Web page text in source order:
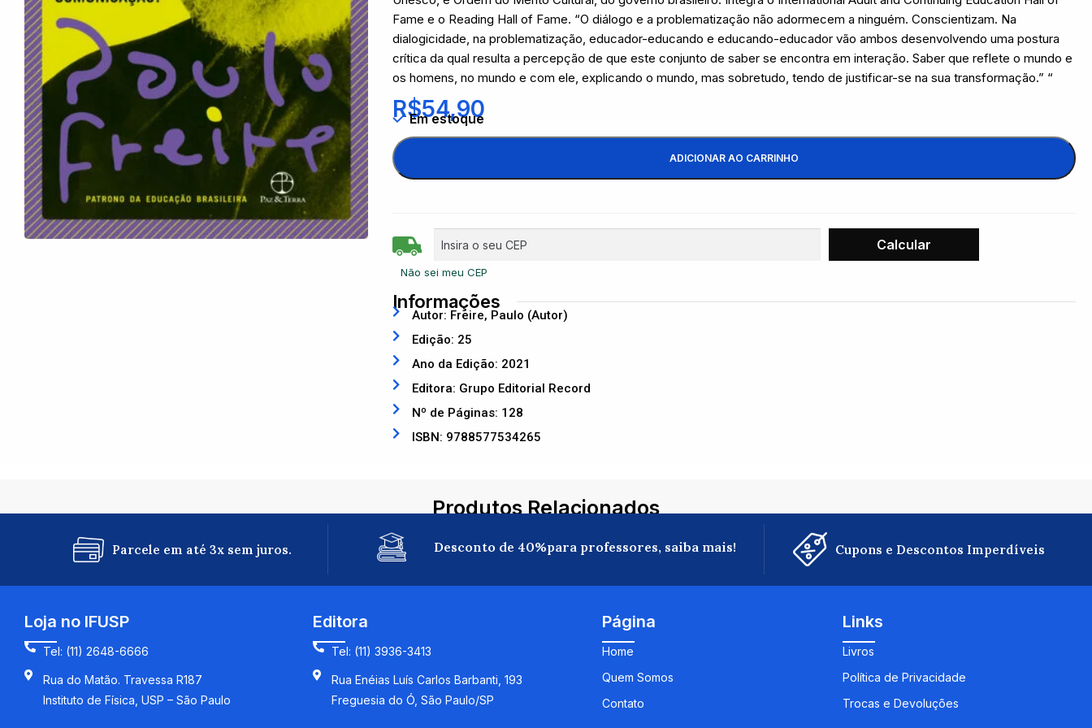
Fame e o Reading Hall of Fame. “O diálogo e a problematização não adormecem a ninguém. Conscientizam. Na
dialogicidade, na problematização, educador-educando e educando-educador vão ambos desenvolvendo uma postura
crítica da qual resulta a percepção de que este conjunto de saber se encontra em interação. Saber que reflete o mundo e
os homens, no mundo e com ele, explicando o mundo, mas sobretudo, tendo de justificar-se na sua transformação.” “
R$54,90
Em estoque
ADICIONAR AO CARRINHO
Não sei meu CEP
Informações
Autor: Freire, Paulo (Autor)
Edição: 25
Ano da Edição: 2021
Editora: Grupo Editorial Record
Nº de Páginas: 128
ISBN: 9788577534265
Produtos Relacionados
Parcele em até 3x sem juros. Desconto de 40%para professores, saiba mais! Cupons e Descontos Imperdíveis
Loja no IFUSP
Tel: (11) 2648-6666
Rua do Matão. Travessa R187
Instituto de Física, USP – São Paulo
Editora
Tel: (11) 3936-3413
Rua Enéias Luís Carlos Barbanti, 193
Freguesia do Ó, São Paulo/SP
Página
Home
Quem Somos
Contato
Links
Livros
Política de Privacidade
Trocas e Devoluções